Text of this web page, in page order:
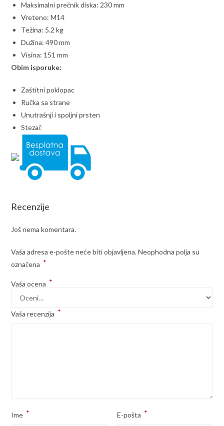
Maksimalni prečnik diska: 230 mm
Vreteno: M14
Težina: 5.2 kg
Dužina: 490 mm
Visina: 151 mm
Obim isporuke:
Zaštitni poklopac
Ručka sa strane
Unutrašnji i spoljni prsten
Stezač
Recenzije
Još nema komentara.
Vaša adresa e-pošte neće biti objavljena. Neophodna polja su
označena *
Vaša ocena *
Vaša recenzija *
Ime * E-pošta *